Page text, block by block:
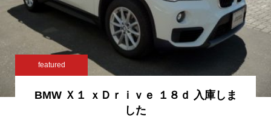
featured
BMW Ｘ１ ｘＤｒｉｖｅ １８ｄ 入庫しま
した